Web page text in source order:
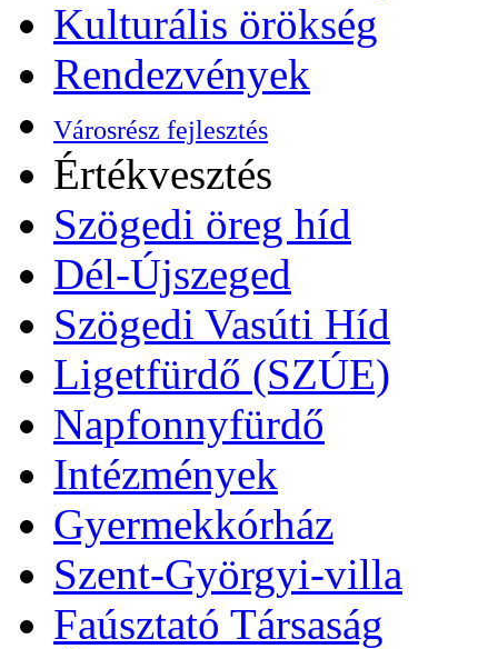
Kulturális örökség
Rendezvények
Városrész fejlesztés
Értékvesztés
Szögedi öreg híd
Dél-Újszeged
Szögedi Vasúti Híd
Ligetfürdő (SZÚE)
Napfonnyfürdő
Intézmények
Gyermekkórház
Szent-Györgyi-villa
Faúsztató Társaság